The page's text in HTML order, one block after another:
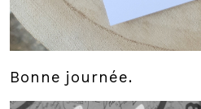
Bonne journée.